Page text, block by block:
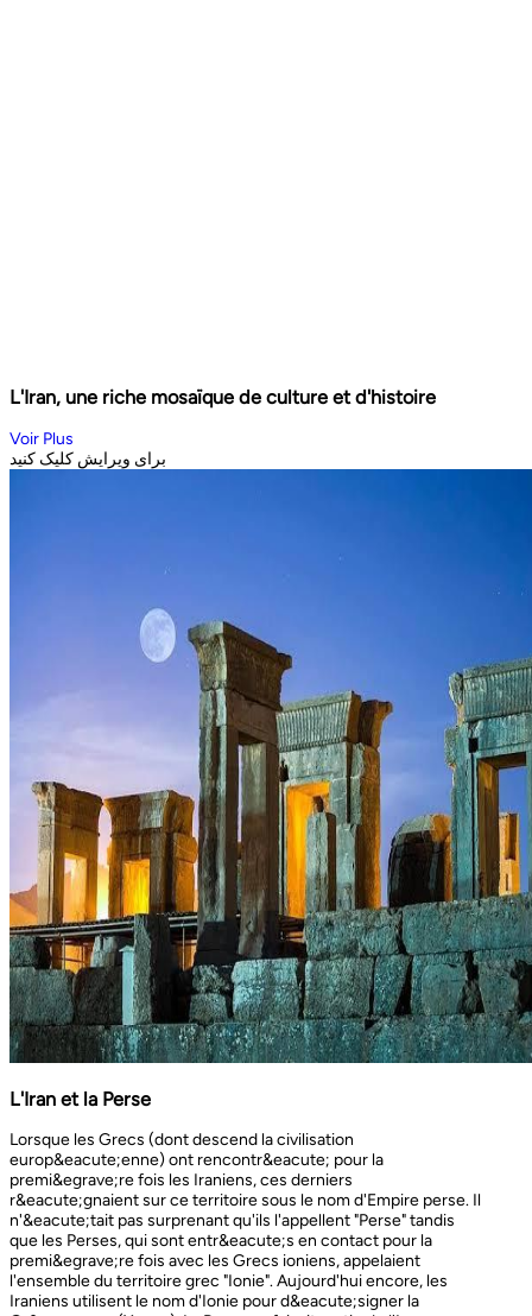
L'Iran, une riche mosaïque de culture et d'histoire
Voir Plus
برای ویرایش کلیک کنید
L'Iran et la Perse
Lorsque les Grecs (dont descend la civilisation europ&eacute;enne) ont rencontr&eacute; pour la premi&egrave;re fois les Iraniens, ces derniers r&eacute;gnaient sur ce territoire sous le nom d'Empire perse. Il n'&eacute;tait pas surprenant qu'ils l'appellent "Perse" tandis que les Perses, qui sont entr&eacute;s en contact pour la premi&egrave;re fois avec les Grecs ioniens, appelaient l'ensemble du territoire grec "Ionie". Aujourd'hui encore, les Iraniens utilisent le nom d'Ionie pour d&eacute;signer la Gr&egrave;ce (Yunan). La Perse ne faisait partie de l'Iran que dans la mesure o&ugrave; les Perses constituaient une partie du peuple iranien. Pourtant, elle avait parfois un sens encore plus large que l'Iran, car ce que l'on appelait historiquement la Perse ou l'empire perse comprenait non seulement un territoire beaucoup plus vaste que l'Iran actuel, mais aussi des pays et des peuples non iraniens comme l'&Eacute;gypte. "Perse" est rest&eacute; le terme europ&eacute;en pour l'Iran jusqu'en 1935, date &agrave; laquelle le gouvernement iranien a insist&eacute; pour que tous les pays appellent officiellement le pays par ce dernier nom. Mais le terme "Perse" a surv&eacute;cu et, encore aujourd'hui, pour de nombreux Occidentaux, la "Perse" a une connotation historique et culturelle beaucoup plus large que celle v&eacute;hicul&eacute;e par le terme "Iran", qu'ils confondaient parfois avec l'Irak. Beaucoup ne savent plus que l'Iran et la Perse sont la m&ecirc;me chose, pensant que l'Iran est aussi un pays arabe ! L'Iran actuel fait partie du plateau iranien, beaucoup plus vaste, dont l'ensemble a parfois fait partie de l'empire perse. Le pays est vaste, plus grand que le Royaume-Uni, la France, l'Espagne et l'Allemagne r&eacute;unis. Il est accident&eacute; et aride et, &agrave; l'exception de deux r&eacute;gions de plaine, il est constitu&eacute; de montagnes et de d&eacute;serts. Il y a deux grandes rang&eacute;es de montagnes, l'Alborz au nord, qui s'&eacute;tend du Caucase au nord-ouest jusqu'au Khorasan &agrave; l'est, et le Zagros, qui s'&eacute;tend de l'ouest au sud-est. Les grands d&eacute;serts, Dasht-e-Kavir et Dasht-e-Lut, tous deux situ&eacute;s &agrave; l'est, sont pratiquement inhabitables. Les deux r&eacute;gions de plaine sont le littoral de la mer Caspienne, qui se trouve au-dessous du niveau de la mer, a un climat subtropical et est couvert de for&ecirc;ts tropicales, et la plaine du Khuzestan au sud-ouest, qui est une continuation des terres fertiles de la M&eacute;sopotamie et est arros&eacute;e par le seul grand fleuve d'Iran, le Karun. Ainsi, la terre est abondante mais l'eau est rare, contrairement &agrave; un pays comme la Hollande o&ugrave; la terre est rare mais l'eau abondante. La raret&eacute; de l'eau a jou&eacute; un r&ocirc;le majeur non seulement en influen&ccedil;ant la nature et les syst&egrave;mes de l'agriculture iranienne, mais aussi un certain nombre de facteurs sociologiques cl&eacute;s, y compris la cause et la nature des &Eacute;tats iraniens. L'&eacute;tendue des montagnes et du d&eacute;sert a naturellement divis&eacute; la population iranienne en groupes relativement isol&eacute;s. Mais l'aridit&eacute; a jou&eacute; un r&ocirc;le encore plus important &agrave; cet &eacute;gard, et ce au niveau des plus petites unit&eacute;s sociales. Dans la majeure partie du pays, l'agriculture et l'&eacute;levage du b&eacute;tail n'&eacute;taient possibles que l&agrave; o&ugrave; l'eau de pluie naturelle, un petit ruisseau, un canal d'eau souterrain, appel&eacute; Qanat, ou une combinaison de ces &eacute;l&eacute;ments fournissait l'approvisionnement minimal n&eacute;cessaire en eau. Le Qanat ou Kariz est un d&eacute;veloppement ing&eacute;nieux des temps anciens, qui remonte &agrave; bien avant la fondation de l'empire perse. &Agrave; partir d'une nappe phr&eacute;atique existante dans les hautes terres, un tunnel est creus&eacute; sous le sol, en pente descendante vers les basses terres (pr&egrave;s des fermes environnantes) o&ugrave; il remonte &agrave; la surface. L'eau qui s'&eacute;coule de la source par gravit&eacute; est ensuite distribu&eacute;e par d'&eacute;troits canaux l&agrave; o&ugrave; elle est n&eacute;cessaire pour l'irrigation et d'autres usages. Le peuple iranien &Agrave; l'origine, les Iraniens &eacute;taient plus une ethnie qu'une nation et les perses se comptaient comme un groupe parmi un bon nombre des Iraniens. A part le pays qui s'appelle aujourd'hui l'Iran, l'Afghanistan et le Tadjikistan appartiennent &eacute;galement &agrave; un territoire iranien plus large dans leurs concepts historiques et culturels. En plus la domaine culturelle iranienne d&eacute;passe encore plus loin que la fronti&egrave;re de l&rsquo;ensemble de ces trois pays et s'&eacute;tendant jusqu&rsquo;au cot&eacute; nordique de l'Inde, l'Ouzb&eacute;kistan, le Turkm&eacute;nistan, le Caucase et l'Anatolie : Aujourd&rsquo;hui , c&rsquo;est ce que l&rsquo;on appelle &lsquo;&rsquo; Monde Persan&rsquo;&rsquo; La langue persane est une des langues iraniennes, alors qu&rsquo;il en existe d'autres vari&eacute;t&eacute;s dont le kurde et le pashto. En Iran, certaines langues locales sont encore parl&eacute;es en tant que des langues vivantes tandis que d&rsquo;autre langues r&eacute;gionales que l&rsquo;iranienne sont &eacute;galement parl&eacute;s en Iran tels que le turc et l&rsquo;arabe. En plus, d'autres formats de la langue persane sont parl&eacute;es en Afghanistan et au Tadjikistan, si bien que les r&eacute;sidents dans ces trois pays arrivent &agrave; se comprendre lors de la conversation et de la communication litt&eacute;raire. Egalement d'autres dialectes persans sont parl&eacute;s en Iran. A vraie dire , n&rsquo;importe quel argument &agrave; propos de l&rsquo;histoire de l&rsquo;Iran, de son &eacute;conomie et de sa politique ne serait pas raisonnable sauf qu&rsquo;on puisse tenir en compte les nomades qui ont &eacute;tabli leurs royaume &agrave; partir de l&rsquo;&eacute;poque des Perses au Qajars qui r&eacute;gnaient jusuq&rsquo;aux20&egrave;me si&egrave;cle. Suit &agrave; la recherches des p&acirc;turages encore plus verts et des sols fertils, diff&eacute;rents &eacute;thnies comme le turques, sont partis vers les r&eacute;gions au nord, nord-est et l&rsquo;est de la Perse . Apr&egrave;s avoir s&rsquo;h&eacute;berger , ils fallait qu&rsquo;ils se pr&eacute;par&egrave;rent pour faire face aux &eacute;nemies etrang&egrave;res . La s&egrave;cheresse, l&rsquo;aridit&eacute; et la densit&eacute; de la population dan leurs propres r&eacute;gions fut la cause de l&rsquo;immigration vers la Perse. D&rsquo;autre part la manqu&eacute; de la pluie et l&rsquo;aridit&eacute; en Iran causait la miragartion des gens vers des r&eacute;gions plus verts : ils se d&eacute;pla&ccedil;aient tous les ann&eacute;es, pour aller vers les r&eacute;gions o&ugrave; il faisait agr&eacute;able pendant l&rsquo;hiver et des r&eacute;gions o&ugrave; le climat faisait moins chaud au cours de l&rsquo;&eacute;t&eacute;. En comparaison avec les les s&eacute;dentaires, les nomades ont des puissances militaires et ils sont plus dynamiques, et plus nombreux que les villageoises qu'ils attaquaient. Ces particularit&eacute;s permettent &agrave; une tribu ou &agrave; un ensemble de tribus de faire diriger les autres vers la formation d&rsquo;un &eacute;tat central : Ensuite il faisait les n&eacute;cessaires pour collecter directement ou via un moyen indirect, la totalit&eacute; des produits agricoles exc&eacute;dentaires pour fournir les affaires financi&egrave;res. Ainsi il devient un &eacute;tat central et capable &agrave; taille de contr&ocirc;ler, d'administrer et de d&eacute;fendre ses vastes territoires. La plupart des souverains iraniens se d&eacute;pla&ccedil;aient la plupart du temps et cette caract&eacute;ristique est racin&eacute; dans leurs origines et leurs esprits. Par exemple les Ach&eacute;m&eacute;nides dirigeaient leurs trois capitales et se d&eacute;pla&ccedil;aient entre : Suse, Pers&eacute;polis et Ecbatane et parfois quatre si on fait inclure la Babylon. D&egrave;s le d&eacute;but ; tous les gouvernements iraniens jusqu&rsquo;au 20&egrave;me si&egrave;cle, on &eacute;t&eacute; fond&eacute;s par des tribus nomades et apr&egrave;s avoir &ecirc;tre uni au sein du gouvernement , il fallait se pr&eacute;parer pour faire face aux d&eacute;fis comme l&rsquo;invasion des nomades dans le pays et ceux qui pourraient attaquer depuis des terres au-del&agrave; des fronti&egrave;res. D'une mani&egrave;re historique, l'Iran a &eacute;t&eacute; le carrefour entre l'Asie et l'Europe, l'Est et l'Ouest. Les personnes, les biens ainsi que les croyances, les normes et produits culturels y sont pass&eacute;s, g&eacute;n&eacute;ralement d'est en ouest, mais pas toujours. L'influence orientale &eacute;tait telle que beaucoup des anciens mythes et l&eacute;gendes iraniens provenaient des terres orientales de l'Iran, bien que l'islam et les Arabes soient venus de la direction oppos&eacute;e. Cette situation g&eacute;ographique particuli&egrave;re a donn&eacute; lieu &agrave; ce que l'on peut appeler &laquo; l'effet carrefour &raquo;, &agrave; la fois d&eacute;stabilisant et enrichissant le pays ; rendant ses habitants hospitaliers et amicaux envers les &eacute;trangers et aussi tr&egrave;s conscients de leur particularit&eacute;. L'une des cons&eacute;quences de l'effet de carrefour est le fait que l'Iran est maintenant peupl&eacute; d&rsquo;une vari&eacute;t&eacute; de communaut&eacute;s ethniques et linguistiques incluant ceux dont la langue maternelle est le persan, ainsi que les Kurdes, les Turcs, les Arabes, les Baloutches, etc. On rencontre les Turcophones dans la r&eacute;gion Nord-ouest de l'Azerba&iuml;djan, aujourd'hui divis&eacute;e en plusieurs provinces, &agrave; la fronti&egrave;re de la Turquie et du Caucase. D'autres peuples turcophones, comme les Turkm&egrave;nes du Centre-nord-est et les tribus turcophones comm